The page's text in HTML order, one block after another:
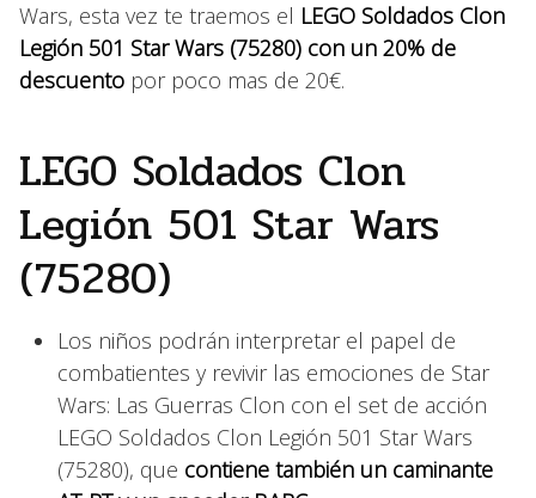
Wars, esta vez te traemos el LEGO Soldados Clon
Legión 501 Star Wars (75280) con un 20% de
descuento por poco mas de 20€.
LEGO Soldados Clon
Legión 501 Star Wars
(75280)
Los niños podrán interpretar el papel de
combatientes y revivir las emociones de Star
Wars: Las Guerras Clon con el set de acción
LEGO Soldados Clon Legión 501 Star Wars
(75280), que contiene también un caminante